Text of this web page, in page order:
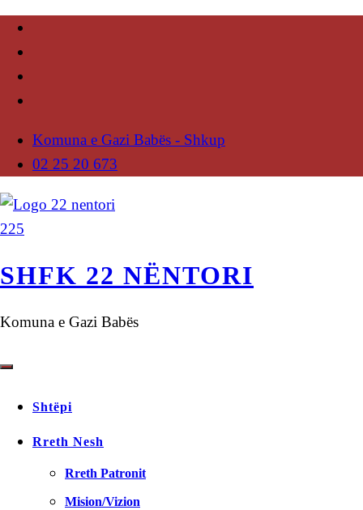
Komuna e Gazi Babës - Shkup
02 25 20 673
SHFK 22 NËNTORI
Komuna e Gazi Babës
Shtëpi
Rreth Nesh
Rreth Patronit
Mision/Vizion